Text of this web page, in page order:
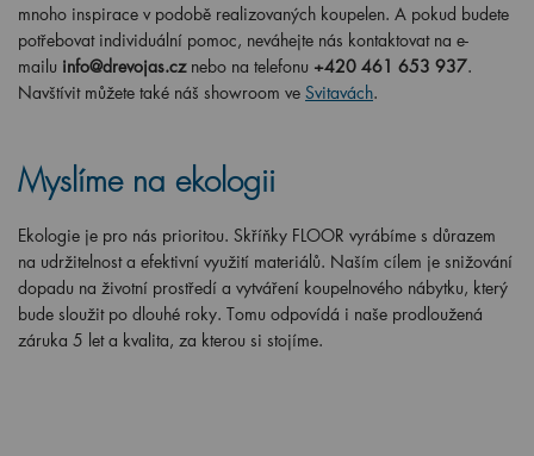
mnoho inspirace v podobě realizovaných koupelen. A pokud budete
potřebovat individuální pomoc, neváhejte nás kontaktovat na e-
mailu info@drevojas.cz nebo na telefonu +420 461 653 937.
Navštívit můžete také náš showroom ve Svitavách.
Myslíme na ekologii
Ekologie je pro nás prioritou. Skříňky FLOOR vyrábíme s důrazem
na udržitelnost a efektivní využití materiálů. Naším cílem je snižování
dopadu na životní prostředí a vytváření koupelnového nábytku, který
bude sloužit po dlouhé roky. Tomu odpovídá i naše prodloužená
záruka 5 let a kvalita, za kterou si stojíme.